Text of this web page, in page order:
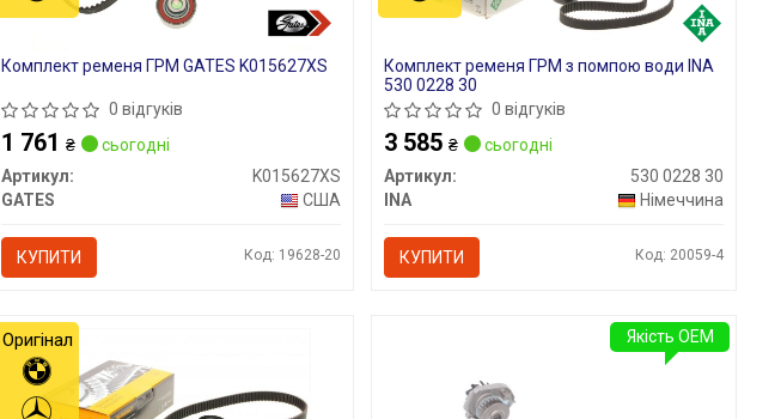
Комплект ременя ГРМ GATES K015627XS
0 відгуків
1 761₴
сьогодні
Артикул:
K015627XS
GATES
США
КУПИТИ Код: 19628-20
Комплект ременя ГРМ з помпою води INA
530 0228 30
0 відгуків
3 585₴
сьогодні
Артикул:
530 0228 30
INA
Німеччина
КУПИТИ Код: 20059-4
Оригінал Якість OEM